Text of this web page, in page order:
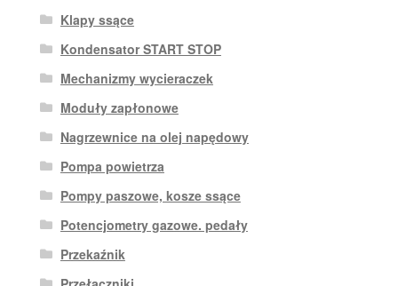
Klapy ssące
Kondensator START STOP
Mechanizmy wycieraczek
Moduły zapłonowe
Nagrzewnice na olej napędowy
Pompa powietrza
Pompy paszowe, kosze ssące
Potencjometry gazowe. pedały
Przekaźnik